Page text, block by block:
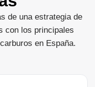
de una estrategia de
con los principales
en España.